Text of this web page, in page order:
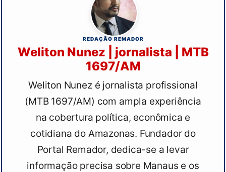
REDAÇÃO REMADOR
Weliton Nunez | jornalista | MTB
1697/AM
Weliton Nunez é jornalista profissional
(MTB 1697/AM) com ampla experiência
na cobertura política, econômica e
cotidiana do Amazonas. Fundador do
Portal Remador, dedica-se a levar
informação precisa sobre Manaus e os